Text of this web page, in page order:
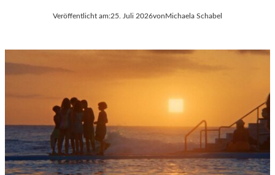
Veröffentlicht am:25. Juli 2026von Michaela Schabel